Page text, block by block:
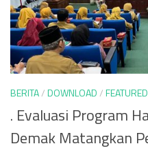
BERITA/DOWNLOAD/FEATURED
. Evaluasi Program
Demak Matangkan